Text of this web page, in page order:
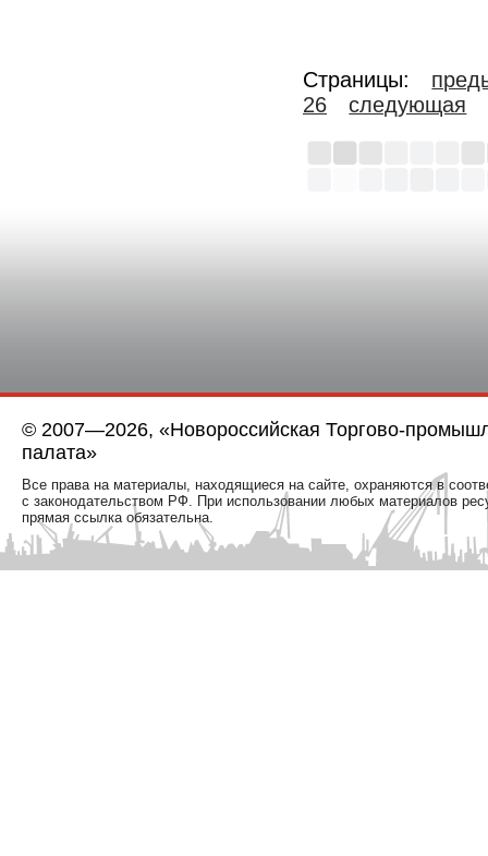
Страницы:
26
следующая
© 2007—2026, «Новороссийская Торгово-
палата»
Все права на материалы, находящиеся на сайте, охраняются в
с законодательством РФ. При использовании любых материалов
прямая ссылка обязательна.